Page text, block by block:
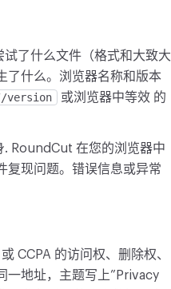
了什么文件（格式和大致大
了什么。浏览器名称和版本
version
或浏览器中等效 的
. RoundCut 在您的浏览器中
复现问题。错误信息或异常
CCPA 的访问权、删除权、
一地址，主题写上”Privacy